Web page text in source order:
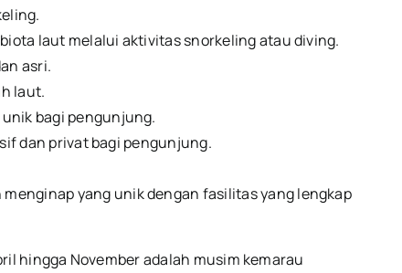
laut melalui aktivitas snorkeling atau diving.
asri.
laut.
bagi pengunjung.
dan privat bagi pengunjung.
yang unik dengan fasilitas yang lengkap
hingga November adalah musim kemarau